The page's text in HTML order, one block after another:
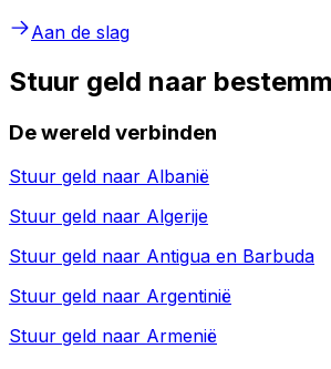
Aan de slag
Stuur geld naar
De wereld verbinden
Stuur geld naar Albanië
Stuur geld naar Algerije
Stuur geld naar Antigua en Barbuda
Stuur geld naar Argentinië
Stuur geld naar Armenië